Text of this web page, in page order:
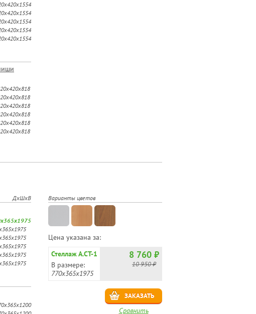
ДхШхВ Варианты цветов
Цена указана за:
Стеллаж А.СТ-1
В размере:
770х365х1975
8 760 ₽
10 950 ₽
ЗАКАЗАТЬ
Сравнить